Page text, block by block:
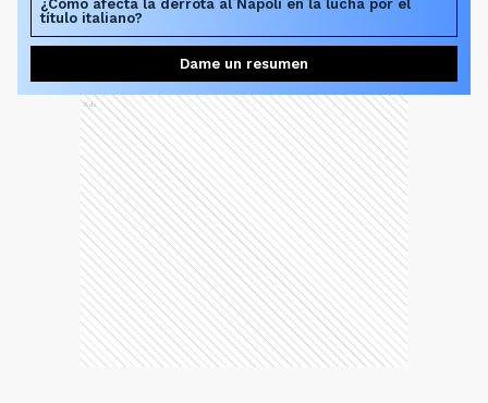
¿Cómo afecta la derrota al Napoli en la lucha por el
título italiano?
Dame un resumen
Ads